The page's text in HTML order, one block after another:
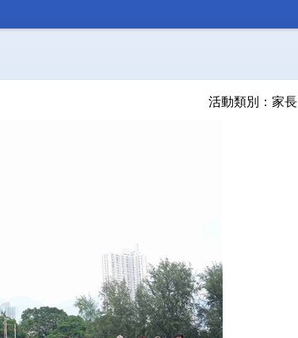
活動類別：家長